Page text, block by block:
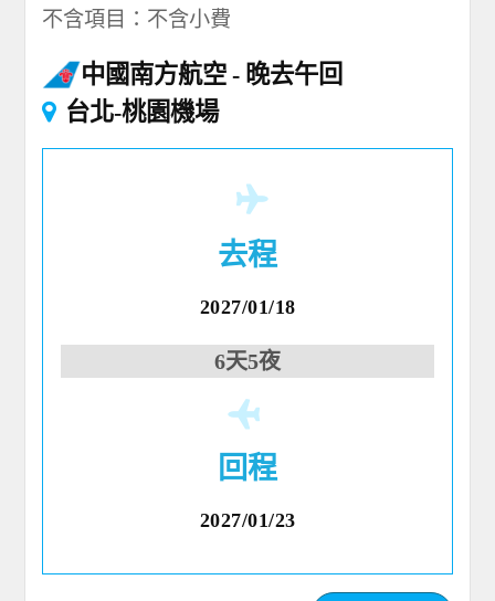
不含項目：不含小費
中國南方航空
晚去午回
台北-桃園機場
去程
2027/01/18
6天5夜
回程
2027/01/23